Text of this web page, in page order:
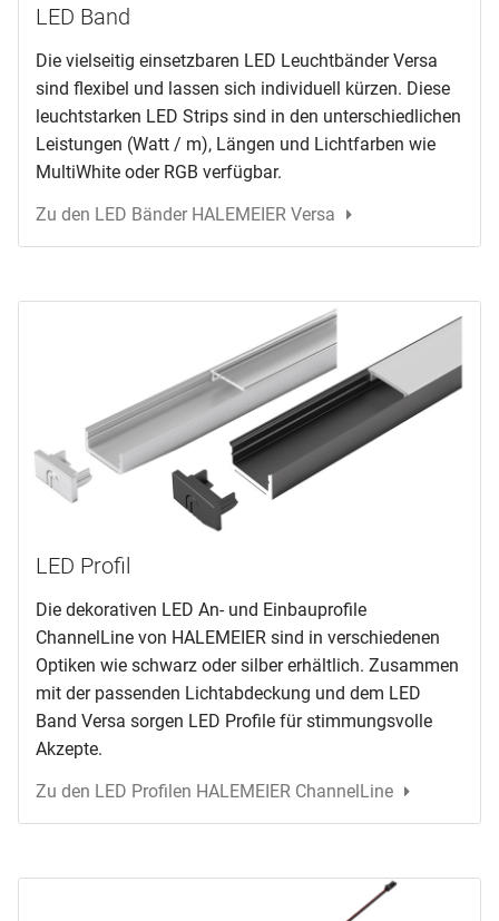
LED Band
Die vielseitig einsetzbaren LED Leuchtbänder Versa
sind flexibel und lassen sich individuell kürzen. Diese
leuchtstarken LED Strips sind in den unterschiedlichen
Leistungen (Watt / m), Längen und Lichtfarben wie
MultiWhite oder RGB verfügbar.
Zu den LED Bänder HALEMEIER Versa
LED Profil
Die dekorativen LED An- und Einbauprofile
ChannelLine von HALEMEIER sind in verschiedenen
Optiken wie schwarz oder silber erhältlich. Zusammen
mit der passenden Lichtabdeckung und dem LED
Band Versa sorgen LED Profile für stimmungsvolle
Akzepte.
Zu den LED Profilen HALEMEIER ChannelLine